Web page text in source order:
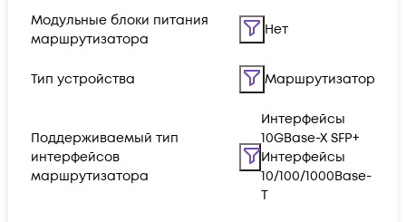
Модульные блоки питания
маршрутизатора
Нет
Тип устройства Маршрутизатор
Поддерживаемый тип
интерфейсов
маршрутизатора
Интерфейсы
10GBase-X SFP+
Интерфейсы
10/100/1000Base-
T